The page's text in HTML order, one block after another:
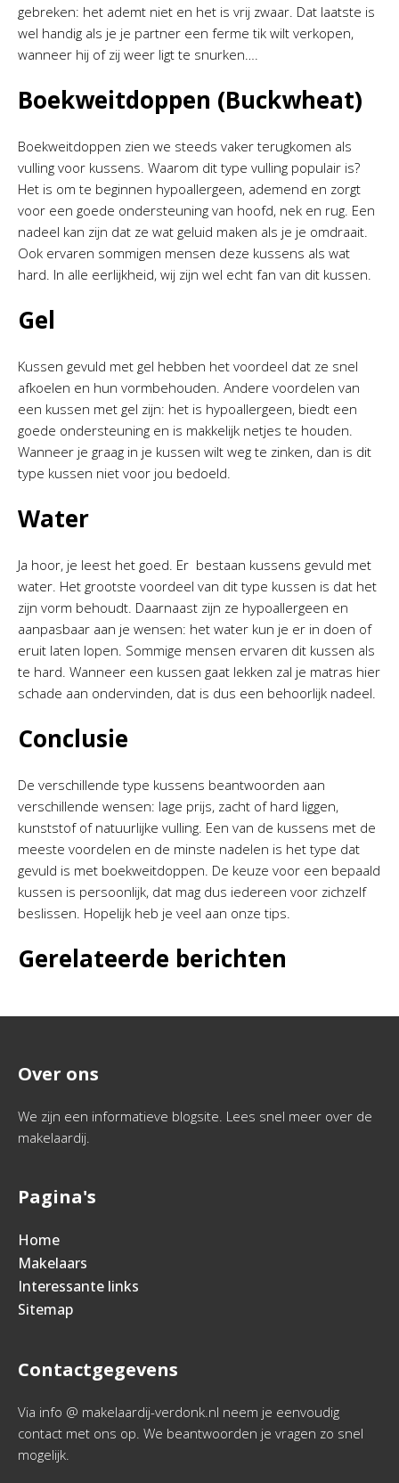
gebreken: het ademt niet en het is vrij zwaar. Dat laatste is
wel handig als je je partner een ferme tik wilt verkopen,
wanneer hij of zij weer ligt te snurken….
Boekweitdoppen (Buckwheat)
Boekweitdoppen zien we steeds vaker terugkomen als
vulling voor kussens. Waarom dit type vulling populair is?
Het is om te beginnen hypoallergeen, ademend en zorgt
voor een goede ondersteuning van hoofd, nek en rug. Een
nadeel kan zijn dat ze wat geluid maken als je je omdraait.
Ook ervaren sommigen mensen deze kussens als wat
hard. In alle eerlijkheid, wij zijn wel echt fan van dit kussen.
Gel
Kussen gevuld met gel hebben het voordeel dat ze snel
afkoelen en hun vormbehouden. Andere voordelen van
een kussen met gel zijn: het is hypoallergeen, biedt een
goede ondersteuning en is makkelijk netjes te houden.
Wanneer je graag in je kussen wilt weg te zinken, dan is dit
type kussen niet voor jou bedoeld.
Water
Ja hoor, je leest het goed. Er bestaan kussens gevuld met
water. Het grootste voordeel van dit type kussen is dat het
zijn vorm behoudt. Daarnaast zijn ze hypoallergeen en
aanpasbaar aan je wensen: het water kun je er in doen of
eruit laten lopen. Sommige mensen ervaren dit kussen als
te hard. Wanneer een kussen gaat lekken zal je matras hier
schade aan ondervinden, dat is dus een behoorlijk nadeel.
Conclusie
De verschillende type kussens beantwoorden aan
verschillende wensen: lage prijs, zacht of hard liggen,
kunststof of natuurlijke vulling. Een van de kussens met de
meeste voordelen en de minste nadelen is het type dat
gevuld is met boekweitdoppen. De keuze voor een bepaald
kussen is persoonlijk, dat mag dus iedereen voor zichzelf
beslissen. Hopelijk heb je veel aan onze tips.
Gerelateerde berichten
Over ons
We zijn een informatieve blogsite. Lees snel meer over de
makelaardij.
Pagina's
Home
Makelaars
Interessante links
Sitemap
Contactgegevens
Via info @ makelaardij-verdonk.nl neem je eenvoudig
contact met ons op. We beantwoorden je vragen zo snel
mogelijk.